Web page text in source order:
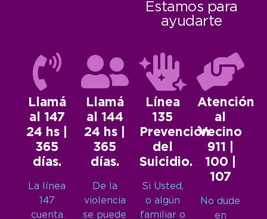
Estamos para
ayudarte
Llamá
al 147
24 hs |
365
días.
La línea
147
cuenta
Llamá
al 144
24 hs |
365
días.
De la
violencia
se puede
Línea
135
Prevención
del
Suicidio.
Si Usted,
o algún
familiar o
Atención
al
Vecino
911 |
100 |
107
No dude
en